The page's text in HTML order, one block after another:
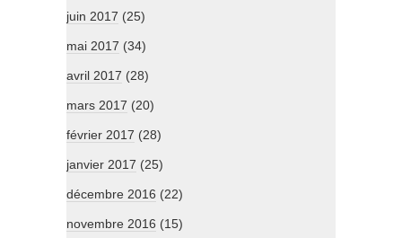
juin 2017 (25)
mai 2017 (34)
avril 2017 (28)
mars 2017 (20)
février 2017 (28)
janvier 2017 (25)
décembre 2016 (22)
novembre 2016 (15)